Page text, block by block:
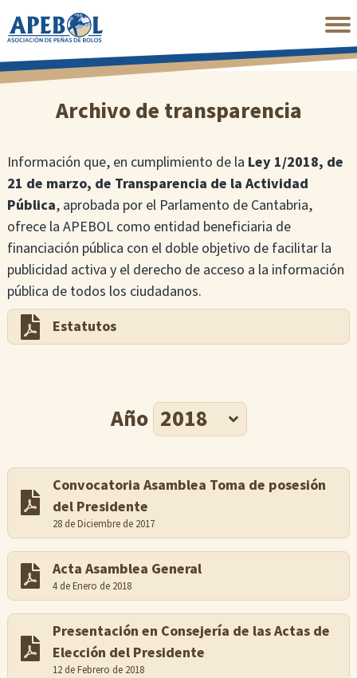
al
principal
Archivo de transparencia
Información que, en cumplimiento de la Ley 1/2018, de
21 de marzo, de Transparencia de la Actividad
Pública, aprobada por el Parlamento de Cantabria,
ofrece la APEBOL como entidad beneficiaria de
financiación pública con el doble objetivo de facilitar la
publicidad activa y el derecho de acceso a la información
pública de todos los ciudadanos.
Estatutos
Año
Convocatoria Asamblea Toma de posesión
del Presidente
28 de Diciembre de 2017
Acta Asamblea General
4 de Enero de 2018
Presentación en Consejería de las Actas de
Elección del Presidente
12 de Febrero de 2018